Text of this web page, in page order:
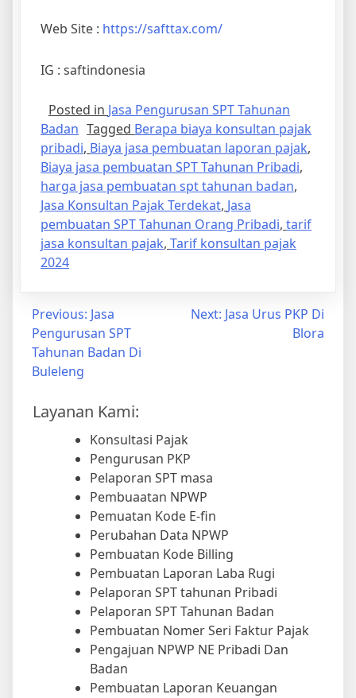
Web Site : https://safttax.com/
IG : saftindonesia
Posted in Jasa Pengurusan SPT Tahunan
Badan Tagged Berapa biaya konsultan pajak
pribadi, Biaya jasa pembuatan laporan pajak,
Biaya jasa pembuatan SPT Tahunan Pribadi,
harga jasa pembuatan spt tahunan badan,
Jasa Konsultan Pajak Terdekat, Jasa
pembuatan SPT Tahunan Orang Pribadi, tarif
jasa konsultan pajak, Tarif konsultan pajak
2024
Previous: Jasa
Pengurusan SPT
Tahunan Badan Di
Buleleng
Next: Jasa Urus PKP Di
Blora
Layanan Kami:
Konsultasi Pajak
Pengurusan PKP
Pelaporan SPT masa
Pembuaatan NPWP
Pemuatan Kode E-fin
Perubahan Data NPWP
Pembuatan Kode Billing
Pembuatan Laporan Laba Rugi
Pelaporan SPT tahunan Pribadi
Pelaporan SPT Tahunan Badan
Pembuatan Nomer Seri Faktur Pajak
Pengajuan NPWP NE Pribadi Dan
Badan
Pembuatan Laporan Keuangan